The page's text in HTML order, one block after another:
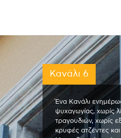
Κανάλι 6
Ένα Κανάλι
ψυχαγωγίας, χωρίς
τραγουδιών, χωρίς
κρυφές ατζέντες